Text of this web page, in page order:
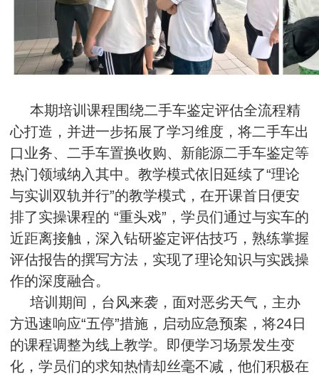
本期培训课程围绕二手车鉴定评估全流程精
心打造，并进一步拓展了学习维度，将二手车出
口业务、二手车置换收购、新能源二手车鉴定等
热门领域纳入其中。教学模式依旧延续了“理论
与实训双轨并行”的教学模式，在开课首日便安
排了实操课程的 “重头戏”，学员们通过与实车的
近距离接触，深入钻研鉴定评估技巧，熟练掌握
评估报告的撰写方法，实现了理论知识与实践操
作的深度融合。
培训期间，台风来袭，面对恶劣天气，主办
方迅速响应“五停”措施，启动应急预案，将24日
的课程调整为线上教学。即便学习场景发生变
化，学员们的求知热情却丝毫不减，他们积极在